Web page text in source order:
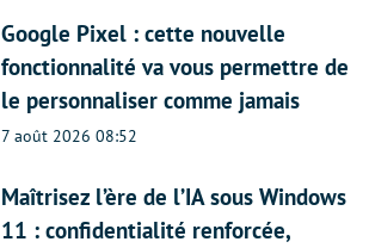
Google Pixel : cette nouvelle
fonctionnalité va vous permettre de
le personnaliser comme jamais
7 août 2026 08:52
Maîtrisez l’ère de l’IA sous Windows
11 : confidentialité renforcée,